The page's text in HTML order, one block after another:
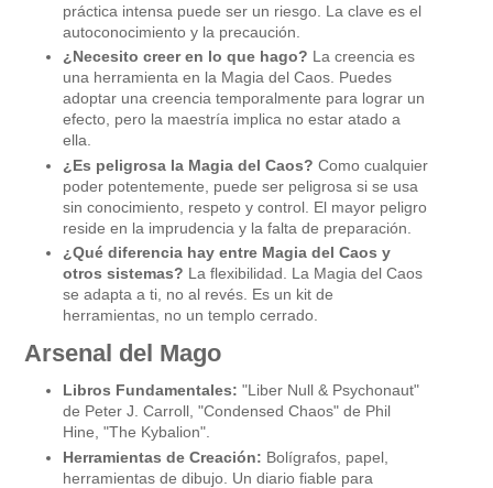
práctica intensa puede ser un riesgo. La clave es el
autoconocimiento y la precaución.
¿Necesito creer en lo que hago? La creencia es
una herramienta en la Magia del Caos. Puedes
adoptar una creencia temporalmente para lograr un
efecto, pero la maestría implica no estar atado a
ella.
¿Es peligrosa la Magia del Caos? Como cualquier
poder potentemente, puede ser peligrosa si se usa
sin conocimiento, respeto y control. El mayor peligro
reside en la imprudencia y la falta de preparación.
¿Qué diferencia hay entre Magia del Caos y
otros sistemas? La flexibilidad. La Magia del Caos
se adapta a ti, no al revés. Es un kit de
herramientas, no un templo cerrado.
Arsenal del Mago
Libros Fundamentales: "Liber Null & Psychonaut"
de Peter J. Carroll, "Condensed Chaos" de Phil
Hine, "The Kybalion".
Herramientas de Creación: Bolígrafos, papel,
herramientas de dibujo. Un diario fiable para